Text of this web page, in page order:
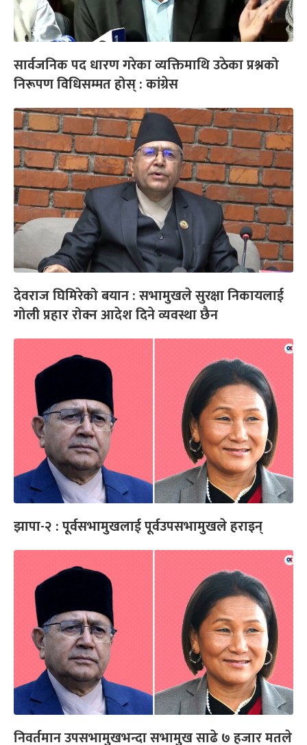
सार्वजनिक पद धारण गरेका व्यक्तिमाथि उठेका प्रश्नको
निरूपण विधिसम्मत होस् : कांग्रेस
देवराज घिमिरेको बयान : सभामुखले सुरक्षा निकायलाई
गोली प्रहार रोक्न आदेश दिने व्यवस्था छैन
झापा-२ : पूर्वसभामुखलाई पूर्वउपसभामुखले हराइन्
निवर्तमान उपसभामुखभन्दा सभामुख साढे ७ हजार मतले